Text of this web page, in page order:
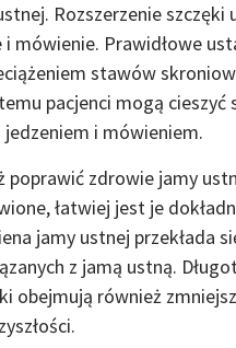
Rozszerzenie szczęki
mówienie. Prawidłowe
stawów
pacjenci mogą
jedzeniem i mówieniem.
poprawić zdrowie jamy
łatwiej jest je
jamy ustnej przekłada
z jamą ustną.
obejmują również